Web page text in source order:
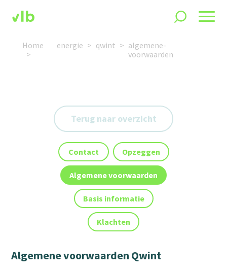
Home energie qwint
algemene-
voorwaarden
Terug naar overzicht
Contact Opzeggen
Algemene voorwaarden
Basis informatie
Klachten
Algemene voorwaarden Qwint